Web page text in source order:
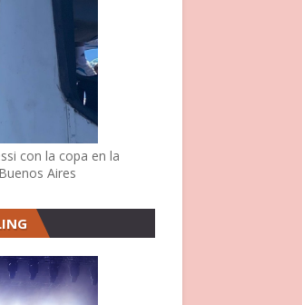
con la copa en la
Aires